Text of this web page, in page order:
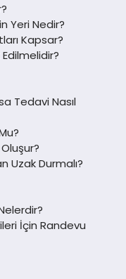
Yeri Nedir?
Kapsar?
Tedavi Nasıl
Uzak Durmalı?
İçin Randevu